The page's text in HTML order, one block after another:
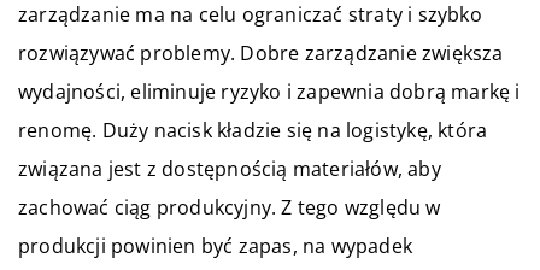
zarządzanie ma na celu ograniczać straty i szybko
rozwiązywać problemy. Dobre zarządzanie zwiększa
wydajności, eliminuje ryzyko i zapewnia dobrą markę i
renomę. Duży nacisk kładzie się na logistykę, która
związana jest z dostępnością materiałów, aby
zachować ciąg produkcyjny. Z tego względu w
produkcji powinien być zapas, na wypadek